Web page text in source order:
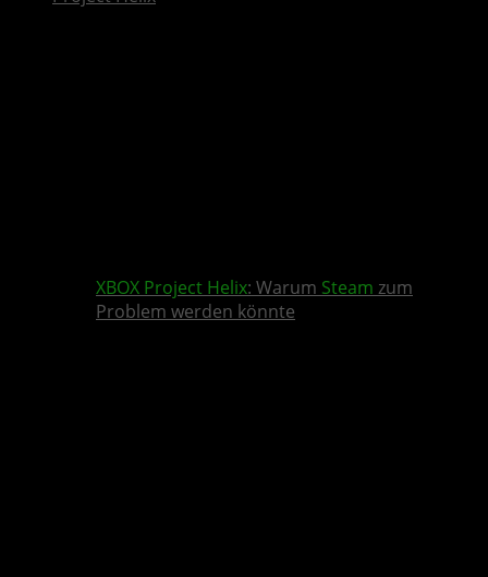
XBOX Project Helix: Warum Steam zum
Problem werden könnte